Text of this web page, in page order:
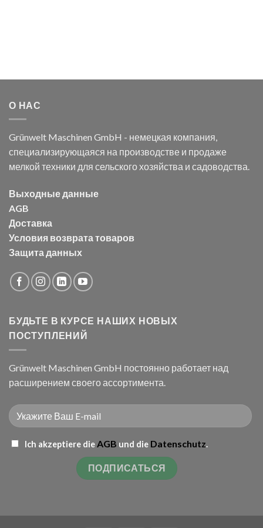
О НАС
Grünwelt Maschinen GmbH - немецкая компания,
специализирующаяся на производстве и продаже
мелкой техники для сельского хозяйства и садоводства.
Выходные данные
AGB
Доставка
Условия возврата товаров
Защита данных
БУДЬТЕ В КУРСЕ НАШИХ НОВЫХ
ПОСТУПЛЕНИЙ
Grünwelt Maschinen GmbH постоянно работает над
расширением своего ассортимента.
Ich akzeptiere dieAGB und die Datenschutz.